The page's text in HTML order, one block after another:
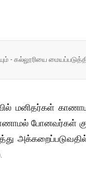
- கல்லூரியை
மனிதர்கள்
போனவர்கள்